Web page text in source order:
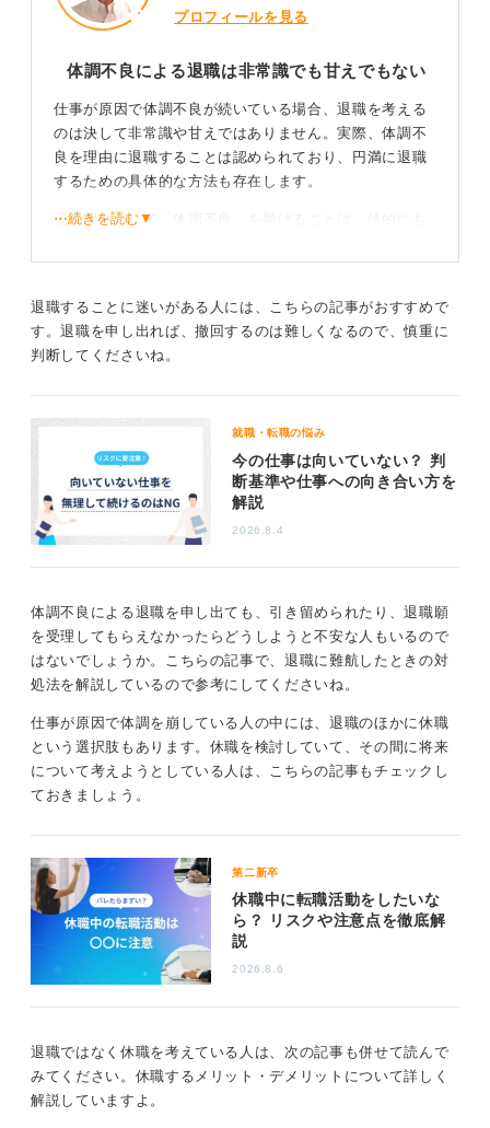
ぎをおこない、最低限で良いので誠意を示すことも大切
由は正直にそして前向きに会社に伝えましょう。
7
プロフィールを見る
体調不良による退職は非常識でも甘えでもない
仕事が原因で体調不良が続いている場合、退職を考える
のは決して非常識や甘えではありません。実際、体調不
良を理由に退職することは認められており、円満に退職
するための具体的な方法も存在します。
退職理由として「体調不良」を挙げることは、法的にも
とが可能です。また、有期雇用の場合でも、やむを得な
円満に退職するためには、まず直属の上司に退職の意向
を伝え、理由として体調不良を正直に説明することが大
退職を決断したらなるべく早めに伝えるのが円満退
職への第一歩
退職の際には、可能な限り引き継ぎをおこない、会社の
つの方法です。
円満退職のコツとしては、体調不良の状況をできるだけ
早期に上司や同僚に伝え、理解を求めることが重要で
また、退職理由を伝える際には、感謝の気持ちを忘れず
に、今後のキャリアに向けて前向きな姿勢を示すことも
大切です。
体調不良で退職する場合でも、転職活動では体調が回復
していることを強調し、前職での経験を活かして新たな
スタートを切る意欲を見せることが推奨されます。
7
⋯続きを読む▼
退職することに迷いがある人には、こちらの記事がおすすめで
す。退職を申し出れば、撤回するのは難しくなるので、慎重に
判断してくださいね。
就職・転職の悩み
今の仕事は向いていない？ 判
断基準や仕事への向き合い方を
解説
2026.8.4
体調不良による退職を申し出ても、引き留められたり、退職願
を受理してもらえなかったらどうしようと不安な人もいるので
はないでしょうか。こちらの記事で、退職に難航したときの対
処法を解説しているので参考にしてくださいね。
仕事が原因で体調を崩している人の中には、退職のほかに休職
という選択肢もあります。休職を検討していて、その間に将来
について考えようとしている人は、こちらの記事もチェックし
ておきましょう。
第二新卒
休職中に転職活動をしたいな
ら？ リスクや注意点を徹底解
説
2026.8.6
退職ではなく休職を考えている人は、次の記事も併せて読んで
みてください。休職するメリット・デメリットについて詳しく
解説していますよ。